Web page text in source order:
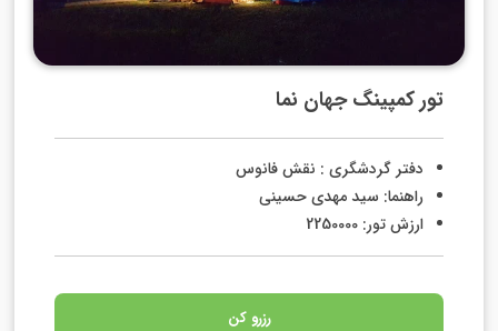
تور کمپینگ جهان نما
دفتر گردشگری : نقش فانوس
راهنما: سید مهدی حسینی
ارزش تور: 2250000
رزرو کن